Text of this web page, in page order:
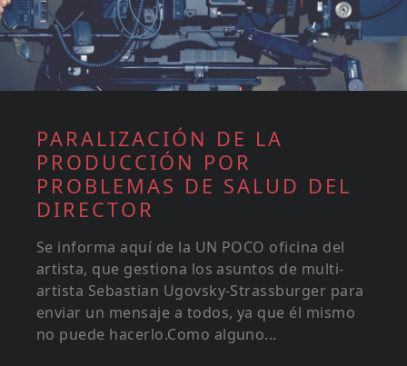
PARALIZACIÓN DE LA
PRODUCCIÓN POR
PROBLEMAS DE SALUD DEL
DIRECTOR
Se informa aquí de la UN POCO oficina del
artista, que gestiona los asuntos de multi-
artista Sebastian Ugovsky-Strassburger para
enviar un mensaje a todos, ya que él mismo
no puede hacerlo.Como alguno...